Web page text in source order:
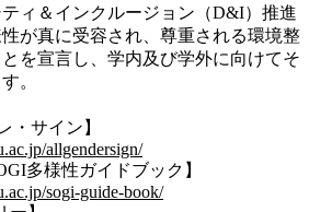
ティ＆インクルージョン（D&I）推進
が真に受容され、尊重される環境整
を宣言し、学内及び学外に向けてそ
。
・サイン】
allgendersign/
多様性ガイドブック】
sogi-guide-book/